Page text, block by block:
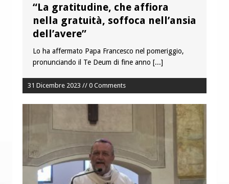
“La gratitudine, che affiora
nella gratuità, soffoca nell’ansia
dell’avere”
Lo ha affermato Papa Francesco nel pomeriggio,
pronunciando il Te Deum di fine anno [...]
31 Dicembre 2023 // 0 Comments